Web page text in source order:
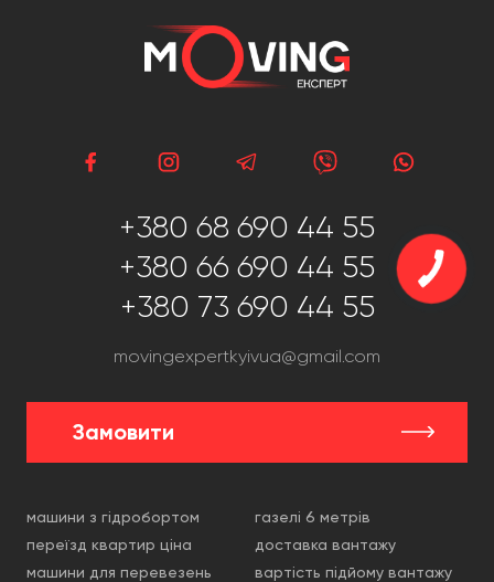
+380 68 690 44 55
+380 66 690 44 55
+380 73 690 44 55
movingexpertkyivua@gmail.com
Замовити
машини з гідробортом
переїзд квартир ціна
машини для перевезень
газелі 6 метрів
доставка вантажу
вартість підйому вантажу